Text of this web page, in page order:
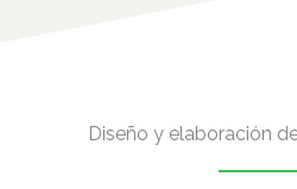
Diseño y elaboración